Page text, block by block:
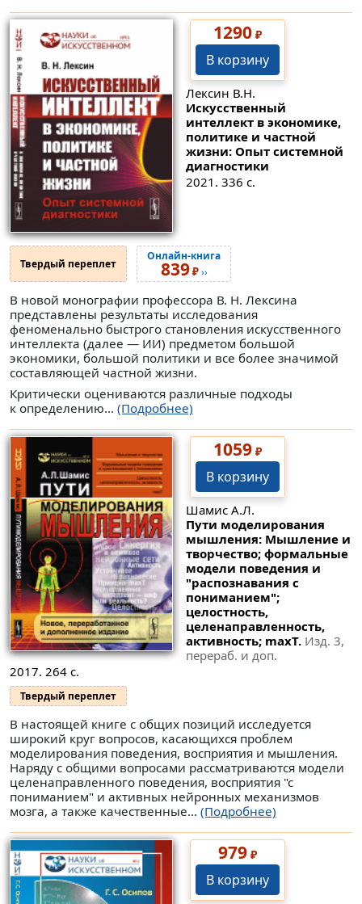
1290₽
В корзину
Лексин В.Н.
Искусственный
интеллект в экономике,
политике и частной
жизни: Опыт системной
диагностики
2021. 336 с.
Твердый переплет
Онлайн-книга
839₽››
В новой монографии профессора В. Н. Лексина
представлены результаты исследования
феноменально быстрого становления искусственного
интеллекта (далее — ИИ) предметом большой
экономики, большой политики и все более значимой
составляющей частной жизни.
Критически оцениваются различные подходы
к определению... (Подробнее)
1059₽
В корзину
Шамис А.Л.
Пути моделирования
мышления: Мышление и
творчество; формальные
модели поведения и
"распознавания с
пониманием";
целостность,
целенаправленность,
активность; maxT. Изд. 3,
перераб. и доп.
2017. 264 с.
Твердый переплет
В настоящей книге с общих позиций исследуется
широкий круг вопросов, касающихся проблем
моделирования поведения, восприятия и мышления.
Наряду с общими вопросами рассматриваются модели
целенаправленного поведения, восприятия "с
пониманием" и активных нейронных механизмов
мозга, а также качественные... (Подробнее)
979₽
В корзину